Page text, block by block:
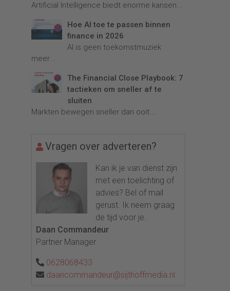
Artificial Intelligence biedt enorme kansen...
Hoe AI toe te passen binnen
finance in 2026
AI is geen toekomstmuziek
meer...
The Financial Close Playbook: 7
tactieken om sneller af te
sluiten
Markten bewegen sneller dan ooit....
Vragen over adverteren?
Kan ik je van dienst zijn
met een toelichting of
advies? Bel of mail
gerust. Ik neem graag
de tijd voor je.
Daan Commandeur
Partner Manager
0628068433
daancommandeur@sijthoffmedia.nl